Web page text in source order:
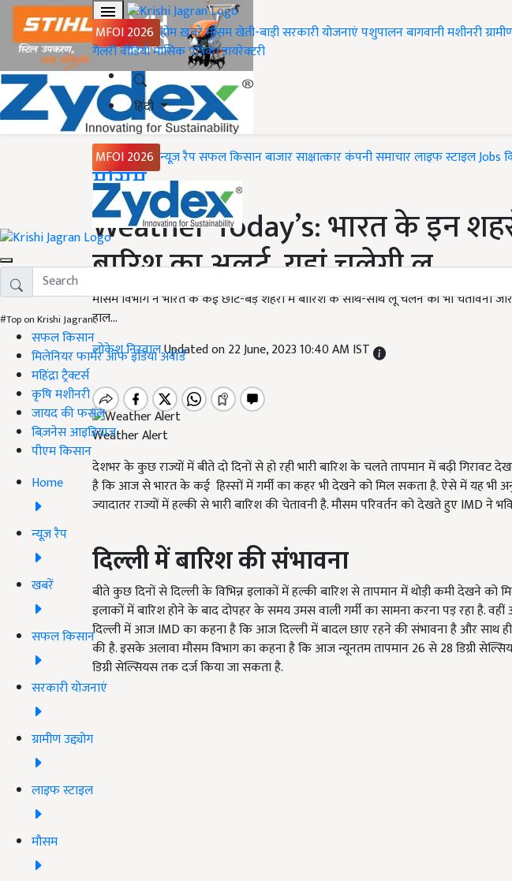
MFOI 2026 होमख़बरेंमौसमखेती-बाड़ीसरकारी योजनाएंपशुपालनबागवानीमशीनरी
गैलरीवीडियोमासिक पत्रिकाडायरेक्टरी
हिंदी
MFOI 2026 न्यूज़ रैपसफल किसानबाजारसाक्षात्कारकंपनी समाचारलाइफ स्टाइलJobs
#Top on Krishi Jagran
सफल किसान
मिलेनियर फार्मर ऑफ इंडिया अवॉर्ड
महिंद्रा ट्रैक्टर्स
कृषि मशीनरी
जायद की फसल
बिज़नेस आइडियाज
पीएम किसान
Home
न्यूज़ रैप
खबरें
सफल किसान
सरकारी योजनाएं
ग्रामीण उद्द्योग
लाइफ स्टाइल
मौसम
Home
मौसम
Weather Today’s: भारत के इन
बारिश का अलर्ट, यहां चलेगी लू
मौसम विभाग ने भारत के कई छोटे-बड़े शहरों में बारिश के साथ-साथ लू चलने की भी चेतावनी
हाल...
लोकेश निरवालUpdated on 22 June, 2023 10:40 AM IST
Weather Alert
देशभर के कुछ राज्यों में बीते दो दिनों से हो रही भारी बारिश के चलते तापमान में बढ़ी गिरावट
है कि आज से भारत के कई हिस्सों में गर्मी का कहर भी देखने को मिल सकता है. ऐसे में यह
ज्यादातर राज्यों में हल्की से भारी बारिश की चेतावनी है. मौसम परिवर्तन को देखते हुएIMD ने
दिल्ली में बारिश की संभावना
बीते कुछ दिनों से दिल्ली के विभिन्न इलाकों में हल्की बारिश से तापमान में थोड़ी कमी देखने को
इलाकों में बारिश होने के बाद दोपहर के समय उमस वाली गर्मी का सामना करना पड़ रहा है.
दिल्ली में आज IMD का कहना है कि आज दिल्ली में बादल छाए रहने की संभावना है और साथ ही
की है. इसके अलावा मौसम विभाग का कहना है कि आज न्यूनतम तापमान 26 से 28 डिग्री
डिग्री सेल्सियस तक दर्ज किया जा सकता है.